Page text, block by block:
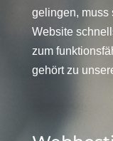
gelingen, muss
Website
zum
gehört zu